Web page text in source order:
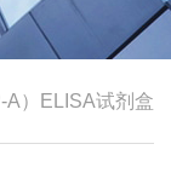
A）ELISA试剂盒